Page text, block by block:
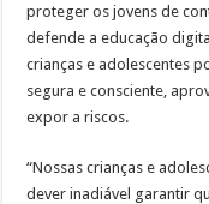
proteger os jovens de
defende a educação
crianças e adolescentes
segura e consciente,
expor a riscos.
“Nossas crianças e
dever inadiável garantir